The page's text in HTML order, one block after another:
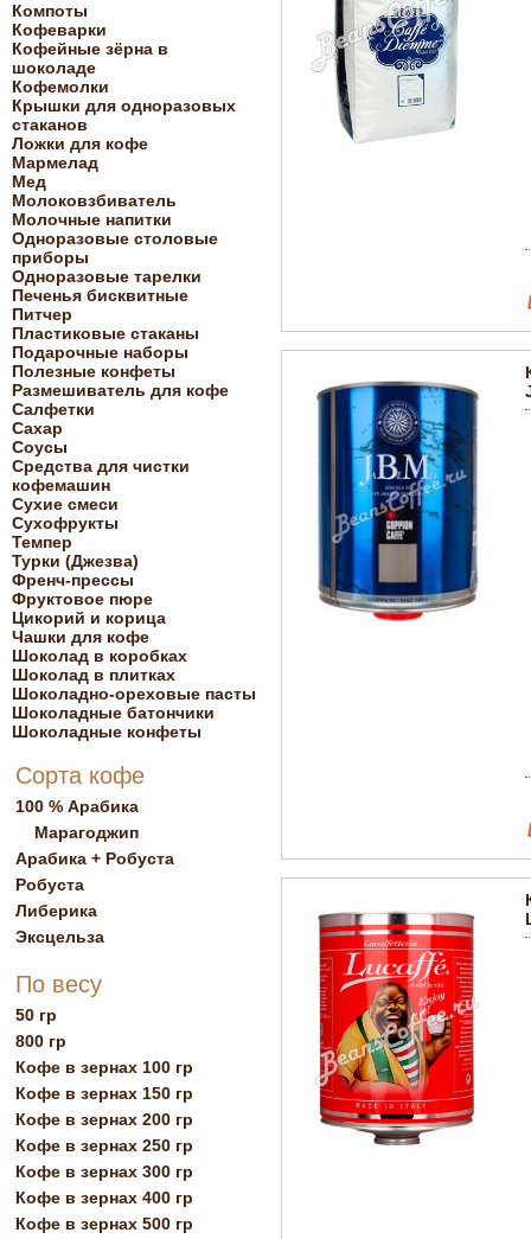
Компоты
Кофеварки
Кофейные зёрна в
шоколаде
Кофемолки
Крышки для одноразовых
стаканов
Ложки для кофе
Мармелад
Мед
Молоковзбиватель
Молочные напитки
Одноразовые столовые
приборы
Одноразовые тарелки
Печенья бисквитные
Питчер
Пластиковые стаканы
Подарочные наборы
Полезные конфеты
Размешиватель для кофе
Салфетки
Сахар
Соусы
Средства для чистки
кофемашин
Сухие смеси
Сухофрукты
Темпер
Турки (Джезва)
Френч-прессы
Фруктовое пюре
Цикорий и корица
Чашки для кофе
Шоколад в коробках
Шоколад в плитках
Шоколадно-ореховые пасты
Шоколадные батончики
Шоколадные конфеты
Сорта кофе
100 % Арабика
Марагоджип
Арабика + Робуста
Робуста
Либерика
Эксцельза
По весу
50 гр
800 гр
Кофе в зернах 100 гр
Кофе в зернах 150 гр
Кофе в зернах 200 гр
Кофе в зернах 250 гр
Кофе в зернах 300 гр
Кофе в зернах 400 гр
Кофе в зернах 500 гр